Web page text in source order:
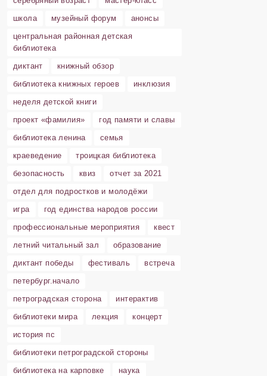
школа
музейный форум
анонсы
центральная районная детская
библиотека
диктант
книжный обзор
библиотека книжных героев
инклюзия
неделя детской книги
проект «фамилия»
год памяти и славы
библиотека ленина
семья
краеведение
троицкая библиотека
безопасность
квиз
отчет за 2021
отдел для подростков и молодёжи
игра
год единства народов россии
профессиональные мероприятия
квест
летний читальный зал
образование
диктант победы
фестиваль
встреча
петербург.начало
петроградская сторона
интерактив
библиотеки мира
лекция
концерт
история пс
библиотеки петроградской стороны
библиотека на карповке
наука